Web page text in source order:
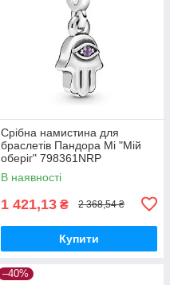
Срібна намистина для
браслетів Пандора Мі "Мій
оберіг" 798361NRP
MasterSem
В наявності
1 421,13 ₴ 2 368,54 ₴
Купити
–40%